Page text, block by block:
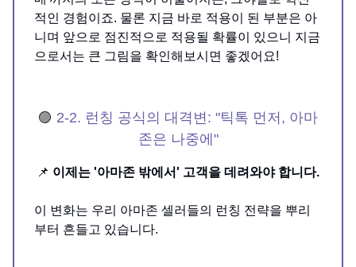
적인 경험이죠. 물론 지금 바로 적용이 된 부분은 아
니며 앞으로 점진적으로 적용될 확률이 있으니 지금
으로서는 큰 그림을 확인해보시면 좋겠어요!
🟣 2-2. 런칭 공식의 대격변: "틱톡 먼저, 아마
존은 나중에"
📌 이제는 '아마존 밖에서' 고객을 데려와야 합니다.
이 변화는 우리 아마존 셀러들의 런칭 전략을 뿌리
부터 흔들고 있습니다.